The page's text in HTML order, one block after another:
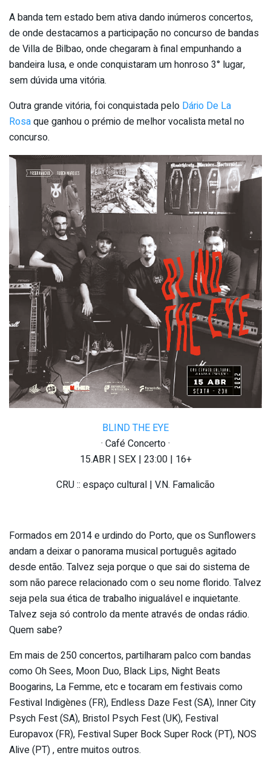
A banda tem estado bem ativa dando inúmeros concertos,
de onde destacamos a participação no concurso de bandas
de Villa de Bilbao, onde chegaram à final empunhando a
bandeira lusa, e onde conquistaram um honroso 3° lugar,
sem dúvida uma vitória.
Outra grande vitória, foi conquistada pelo Dário De La
Rosaque ganhou o prémio de melhor vocalista metal no
concurso.
BLIND THE EYE
· Café Concerto ·
15.ABR | SEX | 23:00 | 16+
CRU :: espaço cultural | V.N. Famalicão
Formados em 2014 e urdindo do Porto, que os Sunflowers
andam a deixar o panorama musical português agitado
desde então. Talvez seja porque o que sai do sistema de
som não parece relacionado com o seu nome florido. Talvez
seja pela sua ética de trabalho inigualável e inquietante.
Talvez seja só controlo da mente através de ondas rádio.
Quem sabe?
Em mais de 250 concertos, partilharam palco com bandas
como Oh Sees, Moon Duo, Black Lips, Night Beats
Boogarins, La Femme, etc e tocaram em festivais como
Festival Indigènes (FR), Endless Daze Fest (SA), Inner City
Psych Fest (SA), Bristol Psych Fest (UK), Festival
Europavox (FR), Festival Super Bock Super Rock (PT), NOS
Alive (PT) , entre muitos outros.